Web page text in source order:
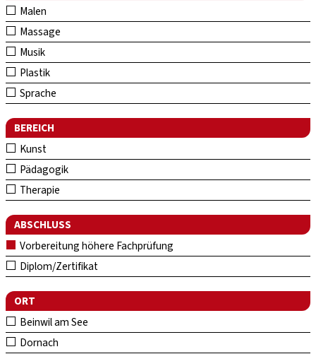
Malen
Massage
Musik
Plastik
Sprache
BEREICH
Kunst
Pädagogik
Therapie
ABSCHLUSS
Vorbereitung höhere Fachprüfung
Diplom/Zertifikat
ORT
Beinwil am See
Dornach